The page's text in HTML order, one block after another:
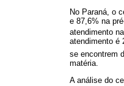
No Paraná, o
e 87,6% na
atendimento
atendimento é
se encontrem
matéria.
A análise do